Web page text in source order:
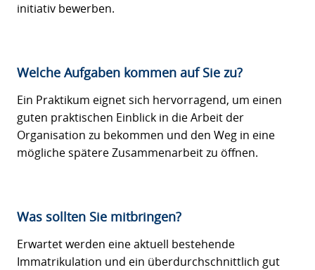
initiativ bewerben.
Welche Aufgaben kommen auf Sie zu?
Ein Praktikum eignet sich hervorragend, um einen
guten praktischen Einblick in die Arbeit der
Organisation zu bekommen und den Weg in eine
mögliche spätere Zusammenarbeit zu öffnen.
Was sollten Sie mitbringen?
Erwartet werden eine aktuell bestehende
Immatrikulation und ein überdurchschnittlich gut